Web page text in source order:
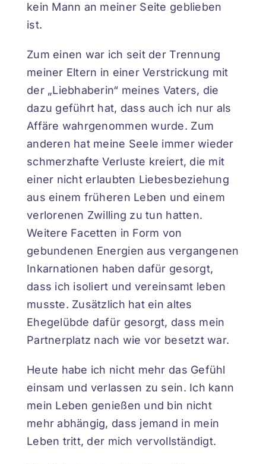
kein Mann an meiner Seite geblieben
ist.
Zum einen war ich seit der Trennung
meiner Eltern in einer Verstrickung mit
der „Liebhaberin“ meines Vaters, die
dazu geführt hat, dass auch ich nur als
Affäre wahrgenommen wurde. Zum
anderen hat meine Seele immer wieder
schmerzhafte Verluste kreiert, die mit
einer nicht erlaubten Liebesbeziehung
aus einem früheren Leben und einem
verlorenen Zwilling zu tun hatten.
Weitere Facetten in Form von
gebundenen Energien aus vergangenen
Inkarnationen haben dafür gesorgt,
dass ich isoliert und vereinsamt leben
musste. Zusätzlich hat ein altes
Ehegelübde dafür gesorgt, dass mein
Partnerplatz nach wie vor besetzt war.
Heute habe ich nicht mehr das Gefühl
einsam und verlassen zu sein. Ich kann
mein Leben genießen und bin nicht
mehr abhängig, dass jemand in mein
Leben tritt, der mich vervollständigt.